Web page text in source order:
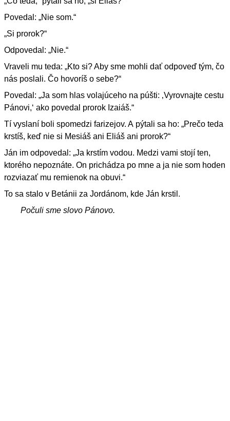
Povedal: „Nie som.“
„Si prorok?“
Odpovedal: „Nie.“
Vraveli mu teda: „Kto si? Aby sme mohli dať odpoveď tým, čo
nás poslali. Čo hovoríš o sebe?“
Povedal: „Ja som hlas volajúceho na púšti: ‚Vyrovnajte cestu
Pánovi,‘ ako povedal prorok Izaiáš.“
Tí vyslaní boli spomedzi farizejov. A pýtali sa ho: „Prečo teda
krstíš, keď nie si Mesiáš ani Eliáš ani prorok?“
Ján im odpovedal: „Ja krstím vodou. Medzi vami stojí ten,
ktorého nepoznáte. On prichádza po mne a ja nie som hoden
rozviazať mu remienok na obuvi.“
To sa stalo v Betánii za Jordánom, kde Ján krstil.
Počuli sme slovo Pánovo.